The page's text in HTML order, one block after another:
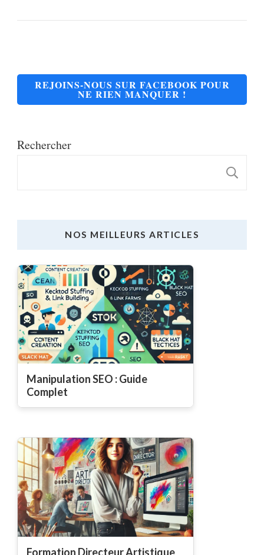
REJOINS-NOUS SUR FACEBOOK POUR
NE RIEN MANQUER !
Rechercher
NOS MEILLEURS ARTICLES
Manipulation SEO : Guide
Complet
Formation Directeur Artistique